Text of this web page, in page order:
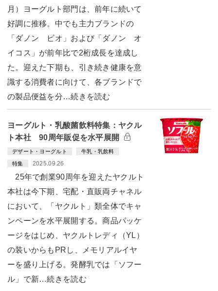
月）ヨーグルト部門は、前年に続いて
好調に推移。中でも主力ブランドの
「ダノン ビオ」および「ダノン オ
イコス」が前年比で2桁成長を達成し
た。迎えた下期も、引き続き健康を意
識する消費者に向けて、各ブランドで
の製品便益を分…続きを読む
ヨーグルト・乳酸菌飲料特集：ヤクル
ト本社 90周年販促を水平展開
デザート・ヨーグルト 牛乳・乳飲料
特集 2025.09.26
25年で創業90周年を迎えたヤクルト
本社は今下期、宅配・直販両チャネル
において、「ヤクルト」類全体でキャ
ンペーンを水平展開する。商品パッケ
ージをはじめ、ヤクルトレディ（YL）
の装いからもPRし、メモリアルイヤ
ーを盛り上げる。発酵乳では「ソフー
ル」で新…続きを読む